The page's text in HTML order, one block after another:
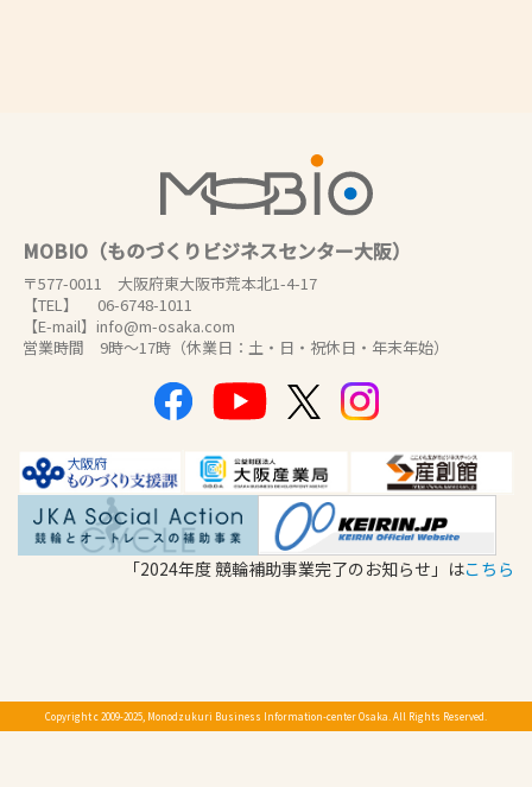
MOBIO（ものづくりビジネスセンター大阪）
〒577-0011 大阪府東大阪市荒本北1-4-17
【TEL】 06-6748-1011
【E-mail】info@m-osaka.com
営業時間 9時～17時（休業日：土・日・祝休日・年末年始）
「2024年度 競輪補助事業完了のお知らせ」はこちら
Copyright c 2009-2025, Monodzukuri Business Information-center Osaka. All Rights Reserved.